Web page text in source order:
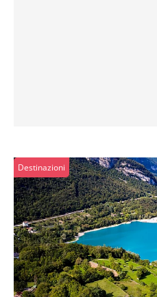
Destinazioni